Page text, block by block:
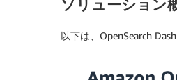
ソリューション
以下は、OpenSearch